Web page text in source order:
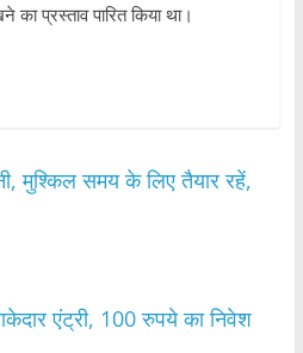
का प्रस्ताव पारित किया था।
मुश्किल समय के लिए तैयार रहें,
एंट्री, 100 रुपये का निवेश